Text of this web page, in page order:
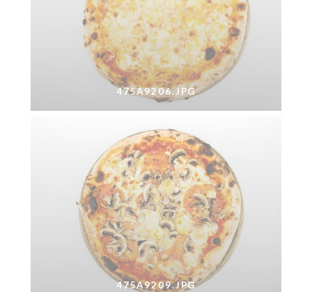
475A9206.JPG
475A9209.JPG